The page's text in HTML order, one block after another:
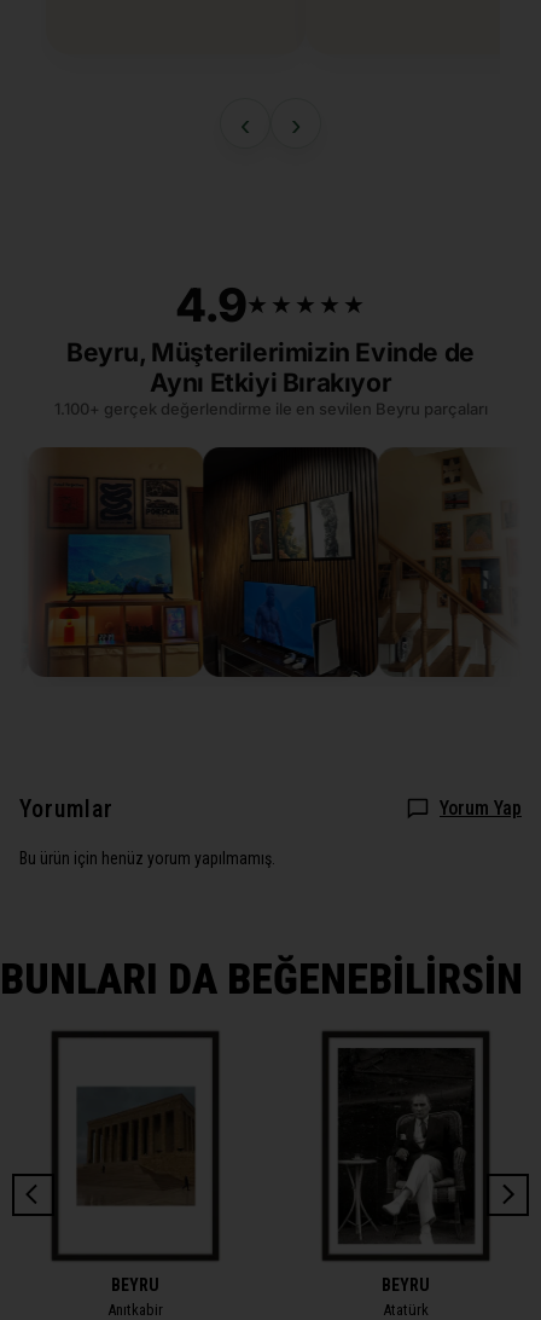
‹ ›
4.9★★★★★
★★★★★
Beyru, Müşterilerimizin Evinde de
Aynı Etkiyi Bırakıyor
1.100+ gerçek değerlendirme ile en sevilen Beyru parçaları
Yorumlar Yorum Yap
Bu ürün için henüz yorum yapılmamış.
BUNLARI DA BEĞENEBİLİRSİN
BEYRU
Anıtkabir
BEYRU
Atatürk